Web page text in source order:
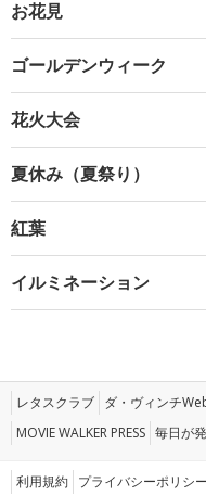
お花見
ゴールデンウィーク
花火大会
夏休み（夏祭り）
紅葉
イルミネーション
レタスクラブ ダ・ヴィンチ
MOVIE WALKER PRESS 毎日が
利用規約 プライバシーポリシー